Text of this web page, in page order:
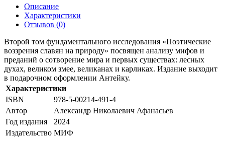
Описание
Характеристики
Отзывов (0)
Второй том фундаментального исследования «Поэтические
воззрения славян на природу» посвящен анализу мифов и
преданий о сотворение мира и первых существах: лесных
духах, великом змее, великанах и карликах. Издание выходит
в подарочном оформлении Антейку.
Характеристики
ISBN
978-5-00214-491-4
Автор
Александр Николаевич Афанасьев
Год издания
2024
Издательство МИФ